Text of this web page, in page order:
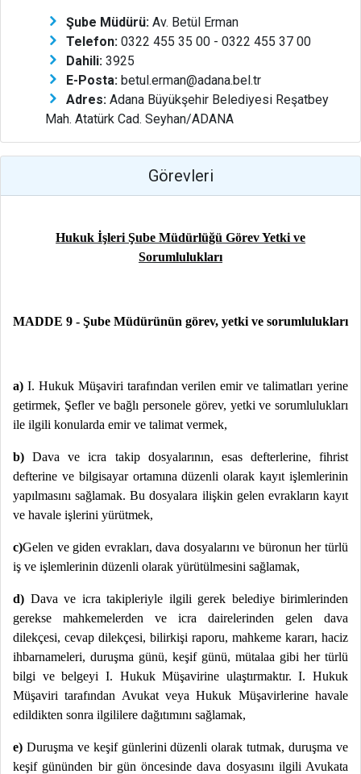
Şube Müdürü: Av. Betül Erman
Telefon: 0322 455 35 00 - 0322 455 37 00
Dahili: 3925
E-Posta: betul.erman@adana.bel.tr
Adres: Adana Büyükşehir Belediyesi Reşatbey
Mah. Atatürk Cad. Seyhan/ADANA
Görevleri
Hukuk İşleri Şube Müdürlüğü Görev Yetki ve
Sorumlulukları
MADDE 9 - Şube Müdürünün görev, yetki ve sorumlulukları
a) I. Hukuk Müşaviri tarafından verilen emir ve talimatları yerine
getirmek, Şefler ve bağlı personele görev, yetki ve sorumlulukları
ile ilgili konularda emir ve talimat vermek,
b) Dava ve icra takip dosyalarının, esas defterlerine, fihrist
defterine ve bilgisayar ortamına düzenli olarak kayıt işlemlerinin
yapılmasını sağlamak. Bu dosyalara ilişkin gelen evrakların kayıt
ve havale işlerini yürütmek,
c)Gelen ve giden evrakları, dava dosyalarını ve büronun her türlü
iş ve işlemlerinin düzenli olarak yürütülmesini sağlamak,
d) Dava ve icra takipleriyle ilgili gerek belediye birimlerinden
gerekse mahkemelerden ve icra dairelerinden gelen dava
dilekçesi, cevap dilekçesi, bilirkişi raporu, mahkeme kararı, haciz
ihbarnameleri, duruşma günü, keşif günü, mütalaa gibi her türlü
bilgi ve belgeyi I. Hukuk Müşavirine ulaştırmaktır. I. Hukuk
Müşaviri tarafından Avukat veya Hukuk Müşavirlerine havale
edildikten sonra ilgililere dağıtımını sağlamak,
e) Duruşma ve keşif günlerini düzenli olarak tutmak, duruşma ve
keşif gününden bir gün öncesinde dava dosyasını ilgili Avukata